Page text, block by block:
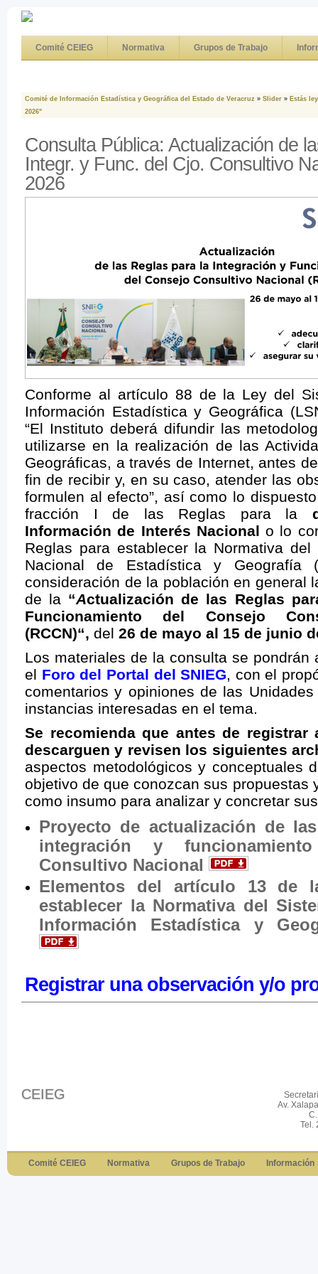
Comité CEIEG Normativa Grupos de Trabajo
Comité de Información Estadística y Geográfica del Estado de Veracruz » Slider » Estás
2026"
Consulta Pública: Actualización de
Integr. y Func. del Cjo. Consultivo
2026
Conforme al artículo 88 de la Ley del
Información Estadística y Geográfica
“El Instituto deberá difundir las
utilizarse en la realización de las
Geográficas, a través de Internet, antes
fin de recibir y, en su caso, atender las
formulen al efecto”, así como lo
fracción I de las Reglas para la
Información de Interés Nacional o lo
Reglas para establecer la Normativa del
Nacional de Estadística y Geografía
consideración de la población en general
de la “Actualización de las Reglas
Funcionamiento del Consejo
(RCCN)“, del 26 de mayo al 15 de junio
Los materiales de la consulta se pondrán
el Foro del Portal del SNIEG, con el
comentarios y opiniones de las
instancias interesadas en el tema.
Se recomienda que antes de registrar
descarguen y revisen los siguientes
aspectos metodológicos y conceptuales
objetivo de que conozcan sus propuestas
como insumo para analizar y concretar
Proyecto de actualización de
integración y
Consultivo Nacional
Elementos del artículo 13 de
establecer la Normativa del
Información Estadística y
Registrar una observación y/o
CEIEG
Av.
Tel.
Comité CEIEG Normativa Grupos de Trabajo Información